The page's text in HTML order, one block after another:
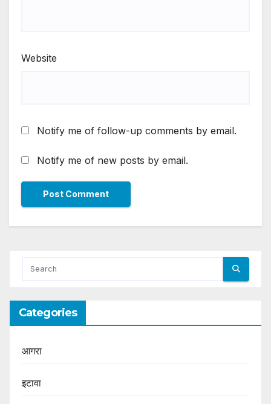
Website
Notify me of follow-up comments by email.
Notify me of new posts by email.
Categories
आगरा
इटावा